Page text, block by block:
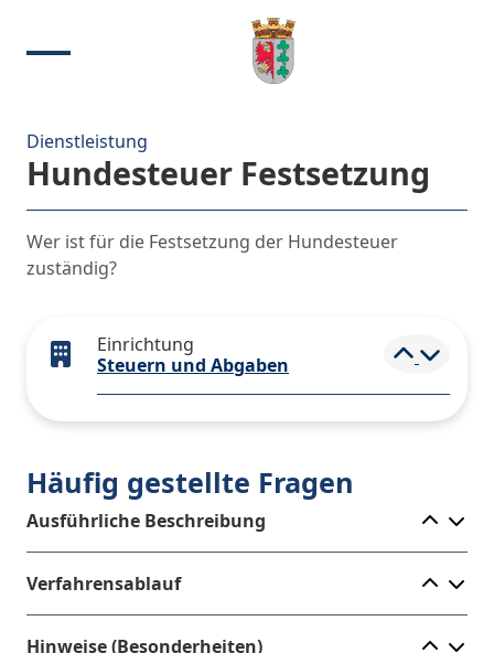
Dienstleistung
Hundesteuer Festsetzung
Wer ist für die Festsetzung der Hundesteuer
zuständig?
Einrichtung
Steuern und Abgaben
Häufig gestellte Fragen
Ausführliche Beschreibung
Verfahrensablauf
Hinweise (Besonderheiten)